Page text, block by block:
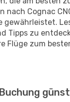
nach Cognac
gewährleistet.
Tipps zu
Flüge zum